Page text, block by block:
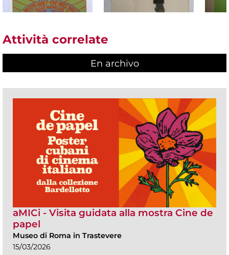
Attività correlate
En archivo
aMICi - Visita guidata alla mostra Cine de
papel
Museo di Roma in Trastevere
15/03/2026